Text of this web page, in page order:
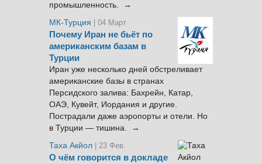
промышленность. →
МК-Турция
| 04 Март
Почему Иран не бьёт по
американским базам в
Турции
Иран уже несколько дней обстреливает
американские базы в странах
Персидского залива: Бахрейн, Катар,
ОАЭ, Кувейт, Иордания и другие.
Пострадали даже аэропорты и отели. Но
в Турции — тишина. →
Таха Акйол | 23 Фев.
О чём говорится в докладе